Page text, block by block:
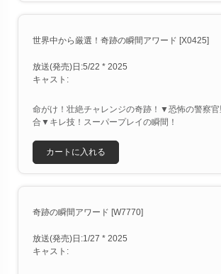
世界中から厳選！奇跡の瞬間アワード [X0425]
放送(発売)日:5/22 * 2025
キャスト:
命がけ！壮絶チャレンジの奇跡！▼恐怖の警察
合▼キレ技！スーパープレイの瞬間！
カートに入れる
奇跡の瞬間アワード [W7770]
放送(発売)日:1/27 * 2025
キャスト: